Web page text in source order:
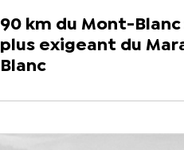
90 km du Mont-
plus exigeant du
Blanc